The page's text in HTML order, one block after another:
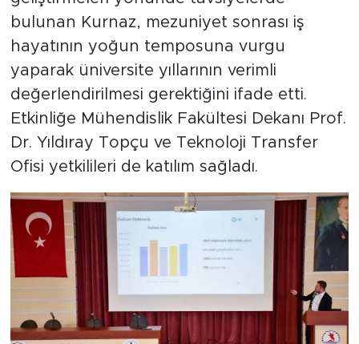
bulunan Kurnaz, mezuniyet sonrası iş
hayatının yoğun temposuna vurgu
yaparak üniversite yıllarının verimli
değerlendirilmesi gerektiğini ifade etti.
Etkinliğe Mühendislik Fakültesi Dekanı Prof.
Dr. Yıldıray Topçu ve Teknoloji Transfer
Ofisi yetkilileri de katılım sağladı.